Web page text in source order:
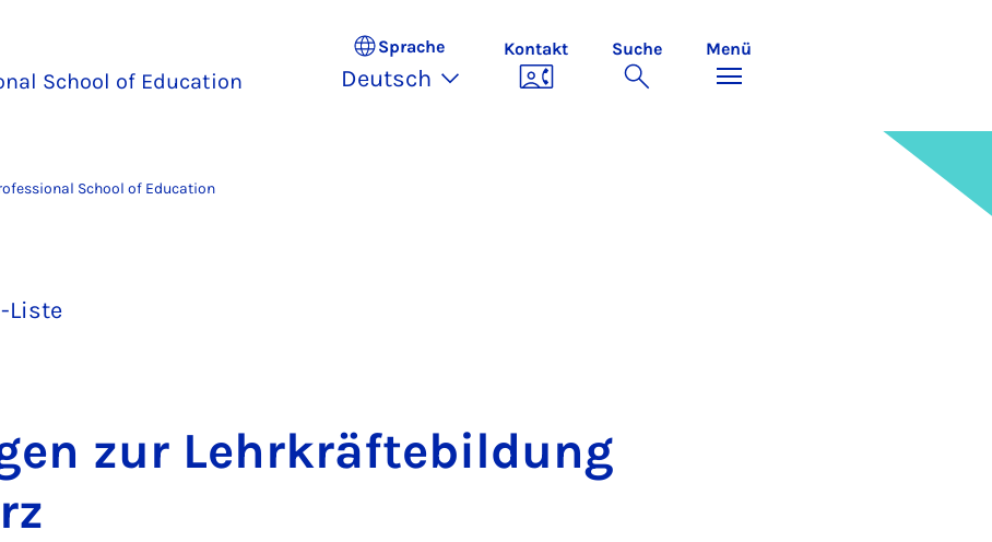
School of Education
Sprache
Deutsch
Kontakt Suche Menü
School of Education
Liste
zur Lehr­kräf­te­bil­dung